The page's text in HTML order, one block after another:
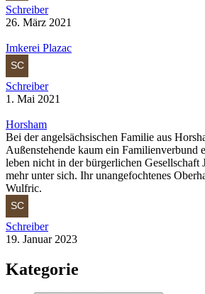
Schreiber
26. März 2021
Imkerei Plazac
Schreiber
1. Mai 2021
Horsham
Bei der angelsächsischen Familie aus
Außenstehende kaum ein Familienverbund
leben nicht in der bürgerlichen Gesellschaft
mehr unter sich. Ihr unangefochtenes
Wulfric.
Schreiber
19. Januar 2023
Kategorie